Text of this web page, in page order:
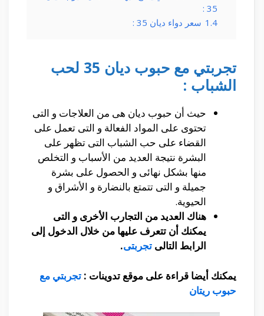
35 :
1.4 سعر دواء ديان 35 :
تجربتي مع حبوب ديان 35 لحب
الشباب :
حيث أن حبوب ديان هى من العلاجات و التى
تحتوى على المواد الفعالة و التى تعمل على
القضاء على حب الشباب التى تظهر على
البشرة نتيجة العديد من الأسباب و التخلص
منها بشكل نهائى و الحصول على بشرة
جميلة و التى تتمتع بالنضارة و الأشراق و
الحيوية.
هناك العديد من التجارب الأخرى و التى
يمكنك أن تتعرف عليها من خلال الدخول إلى
الرابط التالى تجربتى.
يمكنك أيضا قراءة على موقع تدوينات : تجربتي مع
حبوب ريتان